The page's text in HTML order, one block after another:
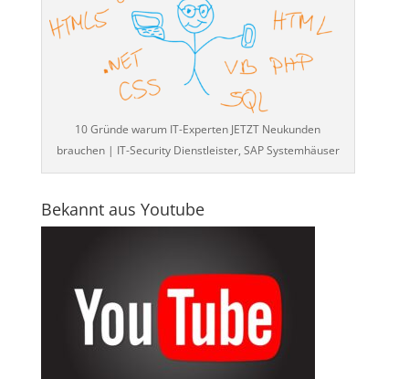
10 Gründe warum IT-Experten JETZT Neukunden
brauchen | IT-Security Dienstleister, SAP Systemhäuser
Bekannt aus Youtube